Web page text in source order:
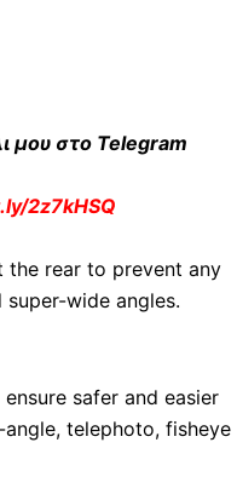
μου στο Telegram
2z7kHSQ
the rear to prevent any
wide angles.
safer and easier
telephoto, fisheye